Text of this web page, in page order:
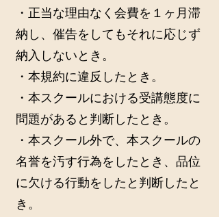
・正当な理由なく会費を１ヶ月滞
納し、催告をしてもそれに応じず
納入しないとき。
・本規約に違反したとき。
・本スクールにおける受講態度に
問題があると判断したとき。
・本スクール外で、本スクールの
名誉を汚す行為をしたとき、品位
に欠ける行動をしたと判断したと
き。